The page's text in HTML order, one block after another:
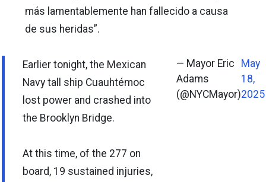
más lamentablemente han fallecido a causa
de sus heridas”.
Earlier tonight, the Mexican
Navy tall ship Cuauhtémoc
lost power and crashed into
the Brooklyn Bridge.
At this time, of the 277 on
board, 19 sustained injuries,
— Mayor Eric
Adams
(@NYCMayor)
May
18,
2025